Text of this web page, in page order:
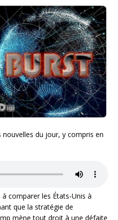
du jour, y compris en
à comparer les États-Unis à
que la stratégie de
mène tout droit à une défaite